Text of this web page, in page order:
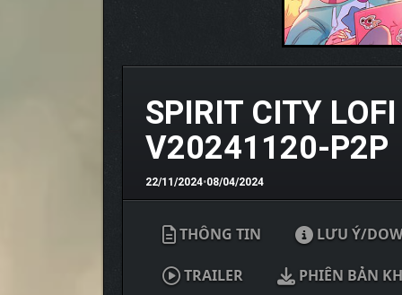
SPIRIT CITY
V20241120-P2P
22/11/2024•08/04/2024
THÔNG TIN LƯU Ý/
TRAILER PHIÊN BẢN